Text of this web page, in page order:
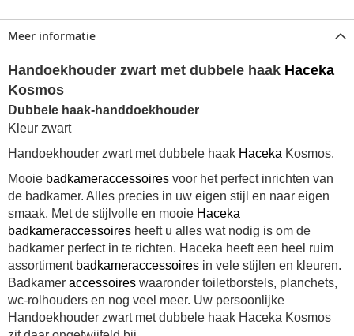
Meer informatie
Handoekhouder zwart met dubbele haak Haceka
Kosmos
Dubbele haak-handdoekhouder
Kleur zwart
Handoekhouder zwart met dubbele haak Haceka Kosmos.
Mooie badkameraccessoires voor het perfect inrichten van
de badkamer. Alles precies in uw eigen stijl en naar eigen
smaak. Met de stijlvolle en mooie Haceka
badkameraccessoires heeft u alles wat nodig is om de
badkamer perfect in te richten. Haceka heeft een heel ruim
assortiment badkameraccessoires in vele stijlen en kleuren.
Badkamer accessoires waaronder toiletborstels, planchets,
wc-rolhouders en nog veel meer. Uw persoonlijke
Handoekhouder zwart met dubbele haak Haceka Kosmos